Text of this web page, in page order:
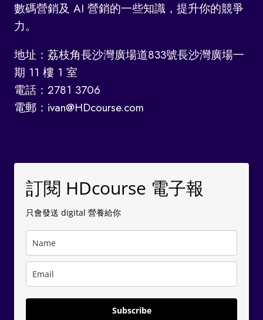
數碼營銷及 AI 營銷的一些知識，提升你的競爭
力。
地址：荔枝角長沙灣廣場道833號長沙灣廣場一
期 11 樓 1 室
電話：2781 3706
電郵：ivan@HDcourse.com
訂閱 HDcourse 電子報
只會發送 digital 營養給你
Subscribe